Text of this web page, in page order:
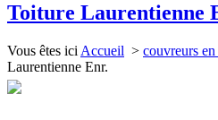
Toiture Laurentienne
Vous êtes ici Accueil > couvreurs
Laurentienne Enr.